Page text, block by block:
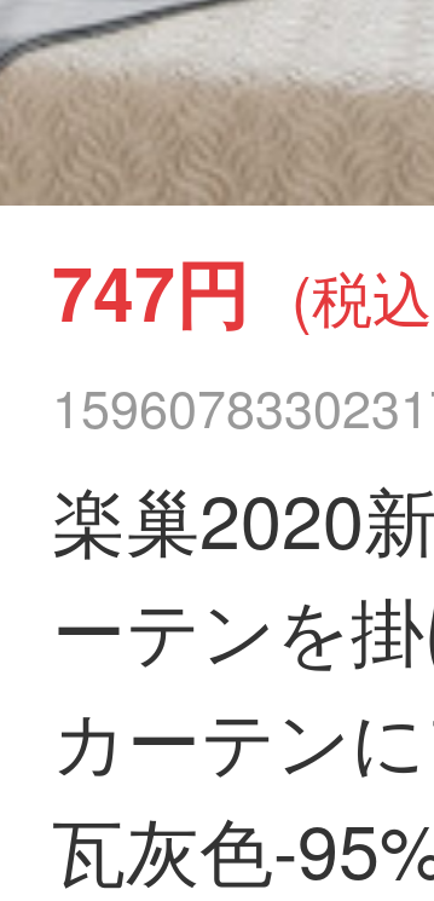
747円 (税
楽巢2020
ーテンを
カーテン
瓦灰色-